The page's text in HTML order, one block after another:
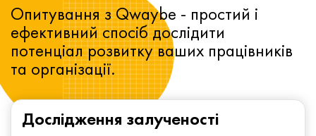
Дослідження залученості
Опитування з Qwaybe - простий і
ефективний спосіб дослідити
потенціал розвитку ваших працівників
та організації.